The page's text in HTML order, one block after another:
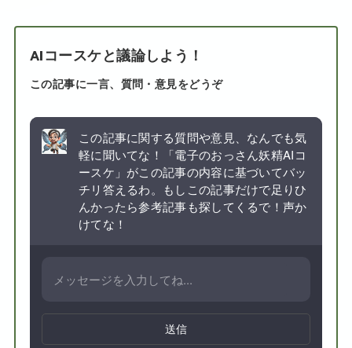
AIコースケと議論しよう！
この記事に一言、質問・意見をどうぞ
この記事に関する質問や意見、なんでも気
軽に聞いてな！「電子のおっさん妖精AIコ
ースケ」がこの記事の内容に基づいてバッ
チリ答えるわ。もしこの記事だけで足りひ
んかったら参考記事も探してくるで！声か
けてな！
送信